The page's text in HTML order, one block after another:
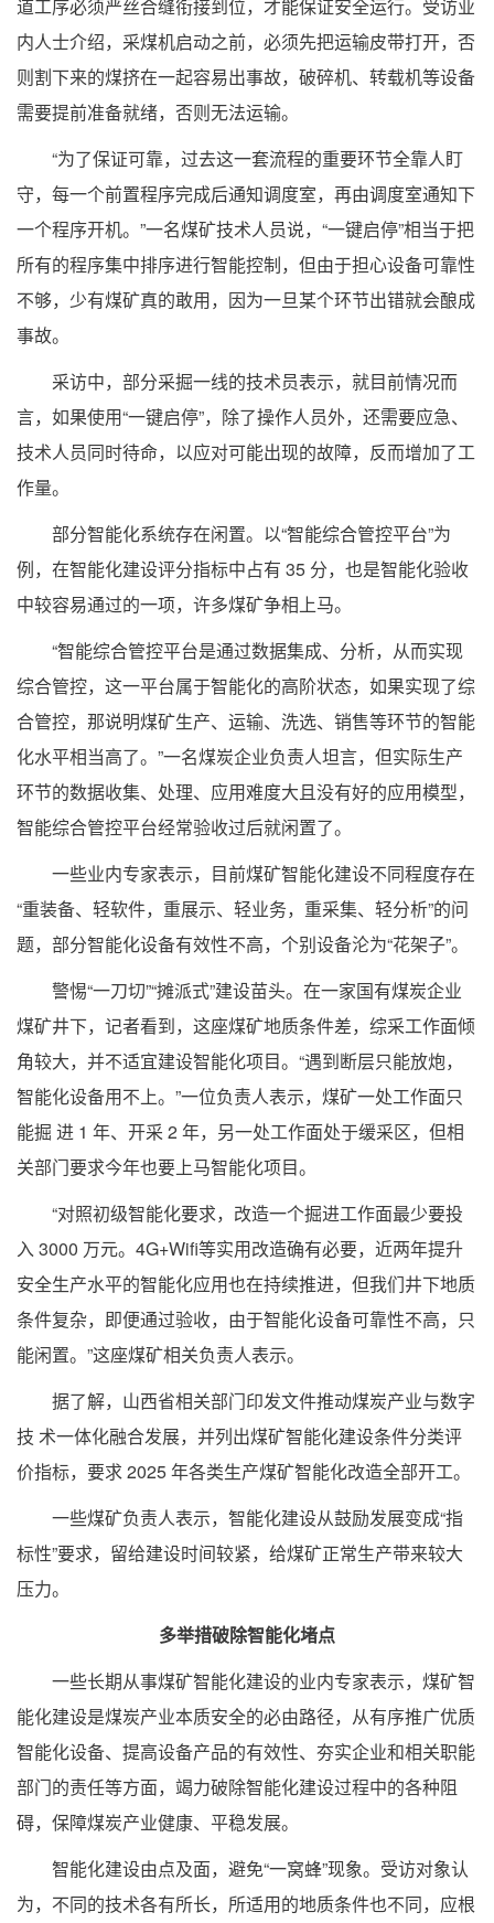
道工序必须严丝合缝衔接到位，才能保证安全运行。受访业
内人士介绍，采煤机启动之前，必须先把运输皮带打开，否
则割下来的煤挤在一起容易出事故，破碎机、转载机等设备
需要提前准备就绪，否则无法运输。
“为了保证可靠，过去这一套流程的重要环节全靠人盯
守，每一个前置程序完成后通知调度室，再由调度室通知下
一个程序开机。”一名煤矿技术人员说，“一键启停”相当于把
所有的程序集中排序进行智能控制，但由于担心设备可靠性
不够，少有煤矿真的敢用，因为一旦某个环节出错就会酿成
事故。
采访中，部分采掘一线的技术员表示，就目前情况而
言，如果使用“一键启停”，除了操作人员外，还需要应急、
技术人员同时待命，以应对可能出现的故障，反而增加了工
作量。
部分智能化系统存在闲置。以“智能综合管控平台”为
例，在智能化建设评分指标中占有 35 分，也是智能化验收
中较容易通过的一项，许多煤矿争相上马。
“智能综合管控平台是通过数据集成、分析，从而实现
综合管控，这一平台属于智能化的高阶状态，如果实现了综
合管控，那说明煤矿生产、运输、洗选、销售等环节的智能
化水平相当高了。”一名煤炭企业负责人坦言，但实际生产
环节的数据收集、处理、应用难度大且没有好的应用模型，
智能综合管控平台经常验收过后就闲置了。
一些业内专家表示，目前煤矿智能化建设不同程度存在
“重装备、轻软件，重展示、轻业务，重采集、轻分析”的问
题，部分智能化设备有效性不高，个别设备沦为“花架子”。
警惕“一刀切”“摊派式”建设苗头。在一家国有煤炭企业
煤矿井下，记者看到，这座煤矿地质条件差，综采工作面倾
角较大，并不适宜建设智能化项目。“遇到断层只能放炮，
智能化设备用不上。”一位负责人表示，煤矿一处工作面只
能掘 进 1 年、开采 2 年，另一处工作面处于缓采区，但相
关部门要求今年也要上马智能化项目。
“对照初级智能化要求，改造一个掘进工作面最少要投
入 3000 万元。4G+Wifi等实用改造确有必要，近两年提升
安全生产水平的智能化应用也在持续推进，但我们井下地质
条件复杂，即便通过验收，由于智能化设备可靠性不高，只
能闲置。”这座煤矿相关负责人表示。
据了解，山西省相关部门印发文件推动煤炭产业与数字
技 术一体化融合发展，并列出煤矿智能化建设条件分类评
价指标，要求 2025 年各类生产煤矿智能化改造全部开工。
一些煤矿负责人表示，智能化建设从鼓励发展变成“指
标性”要求，留给建设时间较紧，给煤矿正常生产带来较大
压力。
多举措破除智能化堵点
一些长期从事煤矿智能化建设的业内专家表示，煤矿智
能化建设是煤炭产业本质安全的必由路径，从有序推广优质
智能化设备、提高设备产品的有效性、夯实企业和相关职能
部门的责任等方面，竭力破除智能化建设过程中的各种阻
碍，保障煤炭产业健康、平稳发展。
智能化建设由点及面，避免“一窝蜂”现象。受访对象认
为，不同的技术各有所长，所适用的地质条件也不同，应根